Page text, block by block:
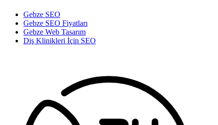
Gebze SEO
Gebze SEO Fiyatları
Gebze Web Tasarım
Diş Klinikleri İçin SEO